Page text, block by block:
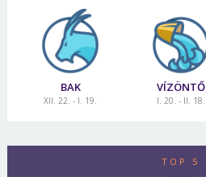
BAK
XII. 22. - I. 19.
VÍZÖNTŐ
I. 20. - II. 18.
TOP 5